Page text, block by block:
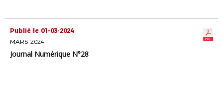
Publié le 01-03-2024
MARS 2024
Journal Numérique N°28